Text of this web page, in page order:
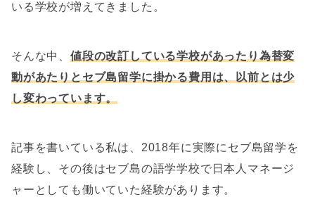
いる学校が増えてきました。
そんな中、 値段の改訂している学校があったり為替変
動があたりとセブ島留学に掛かる費用は、以前とは少
し変わっています。
記事を書いている私は、2018年に実際にセブ島留学を
経験し、その後はセブ島の語学学校で日本人マネージ
ャーとしても働いていた経験があります。